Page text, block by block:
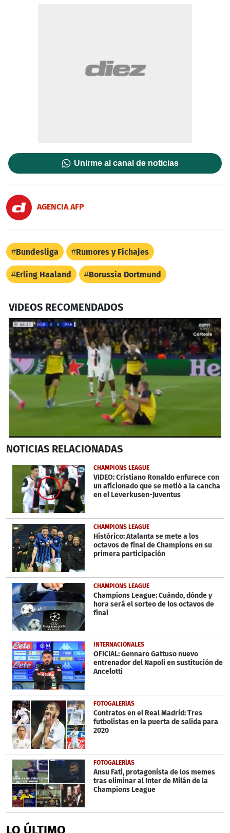
Unirme al canal de noticias
AGENCIA AFP
Bundesliga Rumores y Fichajes
Erling Haaland Borussia Dortmund
VIDEOS RECOMENDADOS
seconds
57
seconds
NOTICIAS RELACIONADAS
CHAMPIONS LEAGUE
VIDEO: Cristiano Ronaldo enfurece con
un aficionado que se metió a la cancha
en el Leverkusen-Juventus
CHAMPIONS LEAGUE
Histórico: Atalanta se mete a los
octavos de final de Champions en su
primera participación
CHAMPIONS LEAGUE
Champions League: Cuándo, dónde y
hora será el sorteo de los octavos de
final
INTERNACIONALES
OFICIAL: Gennaro Gattuso nuevo
entrenador del Napoli en sustitución de
Ancelotti
FOTOGALERÍAS
Contratos en el Real Madrid: Tres
futbolistas en la puerta de salida para
2020
FOTOGALERÍAS
Ansu Fati, protagonista de los memes
tras eliminar al Inter de Milán de la
Champions League
LO ÚLTIMO